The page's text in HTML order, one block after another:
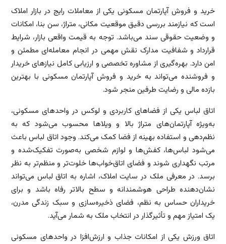
خرید و فروش آپارتمان مسکونی یکی از معاملات رایج در بازار املاک
است که نیازمند بررسی دقیق موقعیت مکانی، متراژ، سن بنا، امکانات
و وضعیت حقوقی سند می‌باشد. توجه به قیمت واقعی بازار، شرایط
قرارداد و شفافیت مدارک نقش مهمی در انجام معامله‌ای مطمئن و
امن دارد. بهره‌گیری از مشاوره تخصصی و ارزیابی کامل نیازهای خریدار
و فروشنده می‌تواند به خرید و فروش آپارتمان مسکونی با بهترین
بازده مالی و رضایت طرفین منجر شود.
اتاق لباس یکی از فضاهای کاربردی و لوکس در واحدهای مسکونی،
به‌ویژه آپارتمان‌های متراژ بالا و ویلاها محسوب می‌شود که به
نظم‌دهی و استفاده بهینه از فضا کمک می‌کند. وجود اتاق لباس باعث
می‌شود لباس‌ها، کفش‌ها و لوازم شخصی به‌صورت تفکیک‌شده و
مرتب نگهداری شوند و فضای اتاق‌خواب‌ها خلوت‌تر و منظم‌تر به نظر
برسد. در معرفی ملک در سایت املاک، اشاره به اتاق لباس می‌تواند
نشان‌دهنده طراحی هوشمندانه و سطح بالاتر رفاه باشد و برای
خریداران حساس به نظم، فضای ذخیره‌سازی و سبک زندگی مدرن،
یک امتیاز مهم و تأثیرگذار در انتخاب ملک به شمار می‌آید.
اتاق ورزش یکی از امکانات جذاب و ارزش‌افزا در واحدهای مسکونی